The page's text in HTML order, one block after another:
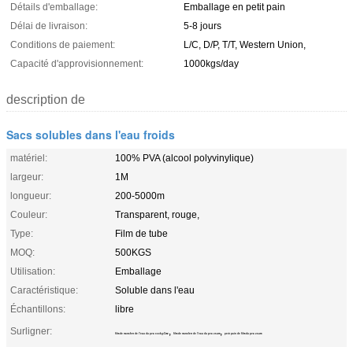
Détails d'emballage:
Emballage en petit pain
Délai de livraison:
5-8 jours
Conditions de paiement:
L/C, D/P, T/T, Western Union,
Capacité d'approvisionnement:
1000kgs/day
description de
Sacs solubles dans l'eau froids
matériel:
100% PVA (alcool polyvinylique)
largeur:
1M
longueur:
200-5000m
Couleur:
Transparent, rouge,
Type:
Film de tube
MOQ:
500KGS
Utilisation:
Emballage
Caractéristique:
Soluble dans l'eau
Échantillons:
libre
Surligner:
film de transfert de l'eau du pva 300kg/Cm2 , film de transfert de l'eau du pva 25um, petit pain de film du pva 25um